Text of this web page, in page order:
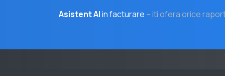
Asistent AIin facturare – iti ofera orice